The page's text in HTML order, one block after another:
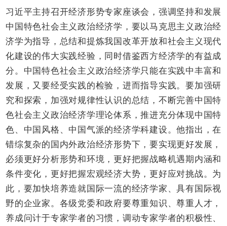
习近平主持召开经济形势专家座谈会，强调坚持和发展
中国特色社会主义政治经济学，要以马克思主义政治经
济学为指导，总结和提炼我国改革开放和社会主义现代
化建设的伟大实践经验，同时借鉴西方经济学的有益成
分。中国特色社会主义政治经济学只能在实践中丰富和
发展，又要经受实践的检验，进而指导实践。要加强研
究和探索，加强对规律性认识的总结，不断完善中国特
色社会主义政治经济学理论体系，推进充分体现中国特
色、中国风格、中国气派的经济学科建设。他指出，在
错综复杂的国内外政治经济形势下，要实现更好发展，
必须更好分析形势和环境，更好把握战略机遇期内涵和
条件变化，更好把握宏观经济大势，更好应对挑战。为
此，要加快培养造就国际一流的经济学家、具有国际视
野的企业家。各级党委和政府要尊重知识、尊重人才，
养成问计于专家学者的习惯，调动专家学者的积极性、